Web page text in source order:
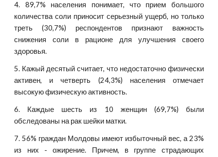
4. 89,7% населения понимает, что прием большого
количества соли приносит серьезный ущерб, но только
треть (30,7%) респондентов признают важность
снижения соли в рационе для улучшения своего
здоровья.
5. Кажый десятый считает, что недостаточно физически
активен, и четверть (24,3%) населения отмечает
высокую физическую активность.
6. Каждые шесть из 10 женщин (69,7%) были
обследованы на рак шейки матки.
7. 56% граждан Молдовы имеют избыточный вес, а 23%
из них - ожирение. Причем, в группе страдающих